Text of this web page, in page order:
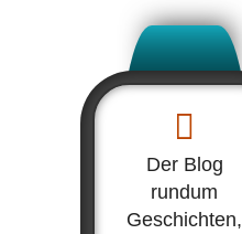
Der Blog
rundum
Geschichten,